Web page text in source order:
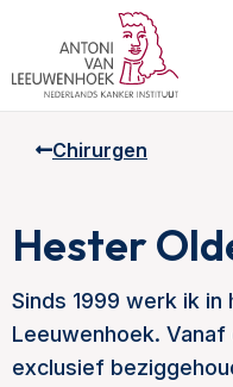
Chirurgen
Hester
Sinds 1999 werk ik in
Leeuwenhoek.
exclusief